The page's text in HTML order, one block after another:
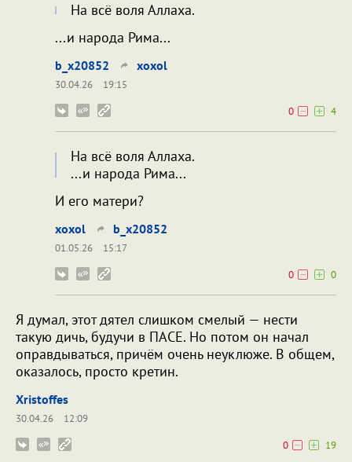
На всё воля Аллаха.
...и народа Рима...
b_x20852 xoxol
30.04.26
19:15
0
4
На всё воля Аллаха.
...и народа Рима...
И его матери?
xoxol b_x20852
01.05.26
15:17
0
0
Я думал, этот дятел слишком смелый — нести
такую дичь, будучи в ПАСЕ. Но потом он начал
оправдываться, причём очень неуклюже. В общем,
оказалось, просто кретин.
Xristoffes
30.04.26
12:09
0
19